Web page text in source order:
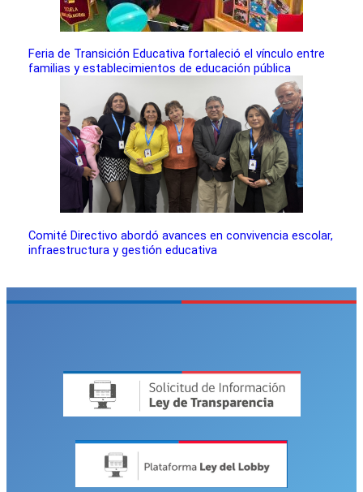
Feria de Transición Educativa fortaleció el vínculo entre
familias y establecimientos de educación pública
Comité Directivo abordó avances en convivencia escolar,
infraestructura y gestión educativa